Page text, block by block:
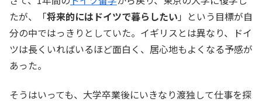
たが、「将来的にはドイツで暮らしたい 」という目標が自
分の中ではっきりとしていた。イギリスとは異なり、ドイ
ツは長くいればいるほど面白く、居心地もよくなる予感が
あった。
そうはいっても、大学卒業後にいきなり渡独して仕事を探